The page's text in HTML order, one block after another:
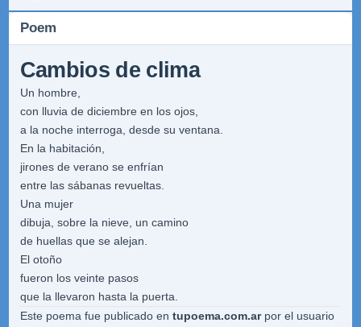
Poem
Cambios de clima
Un hombre,
con lluvia de diciembre en los ojos,
a la noche interroga, desde su ventana.
En la habitación,
jirones de verano se enfrían
entre las sábanas revueltas.
Una mujer
dibuja, sobre la nieve, un camino
de huellas que se alejan.
El otoño
fueron los veinte pasos
que la llevaron hasta la puerta.
Este poema fue publicado en tupoema.com.arpor el usuario